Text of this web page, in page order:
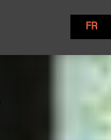
FR